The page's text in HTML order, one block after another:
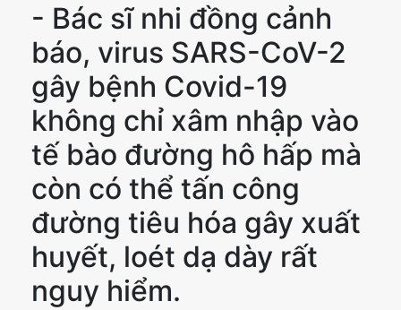
- Bác sĩ nhi đồng cảnh
báo, virus SARS-CoV-2
gây bệnh Covid-19
không chỉ xâm nhập vào
tế bào đường hô hấp mà
còn có thể tấn công
đường tiêu hóa gây xuất
huyết, loét dạ dày rất
nguy hiểm.